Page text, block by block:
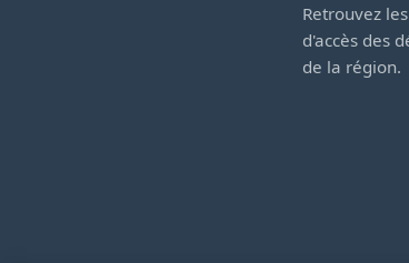
Retrouvez
d'accès des
de la région.